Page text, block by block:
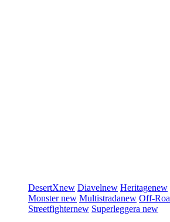
DesertXnew Diavelnew Heritagenew
Monsternew Multistradanew Off-
Streetfighternew Superleggera new